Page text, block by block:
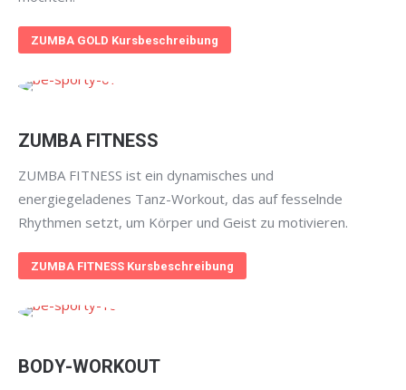
ZUMBA GOLD Kursbeschreibung
ZUMBA FITNESS
ZUMBA FITNESS ist ein dynamisches und
energiegeladenes Tanz-Workout, das auf fesselnde
Rhythmen setzt, um Körper und Geist zu motivieren.
ZUMBA FITNESS Kursbeschreibung
BODY-WORKOUT